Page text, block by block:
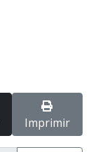
Imprimir